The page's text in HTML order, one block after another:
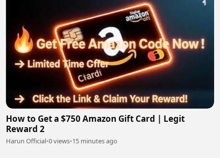
How to Get a $750 Amazon Gift Card | Legit
Reward 2
Harun Official•0 views•15 minutes ago